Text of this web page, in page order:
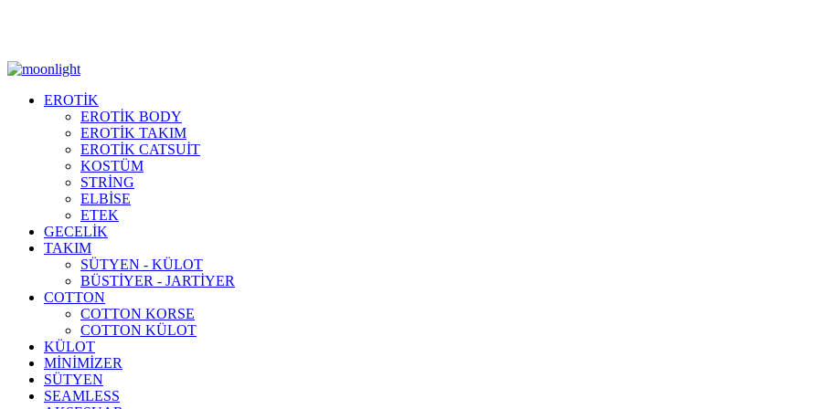
EROTİK
EROTİK BODY
EROTİK TAKIM
EROTİK CATSUİT
KOSTÜM
STRİNG
ELBİSE
ETEK
GECELİK
TAKIM
SÜTYEN - KÜLOT
BÜSTİYER - JARTİYER
COTTON
COTTON KORSE
COTTON KÜLOT
KÜLOT
MİNİMİZER
SÜTYEN
SEAMLESS